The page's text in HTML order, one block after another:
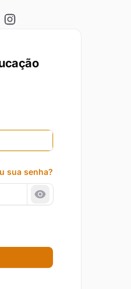
Instagram
sua senha?
Mostrar senha